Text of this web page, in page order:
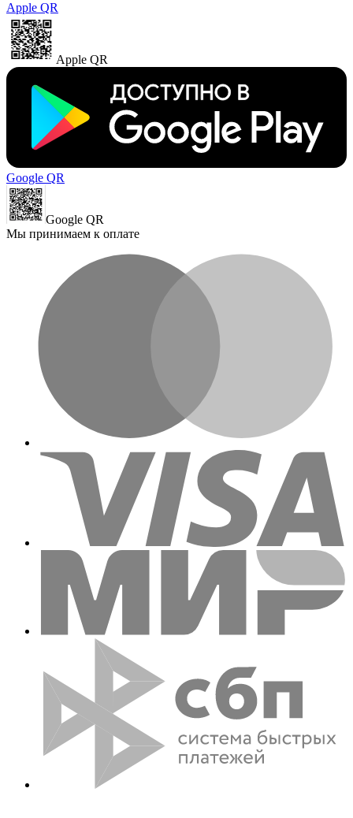
Apple QR
Apple QR
Google QR
Google QR
Мы принимаем к оплате